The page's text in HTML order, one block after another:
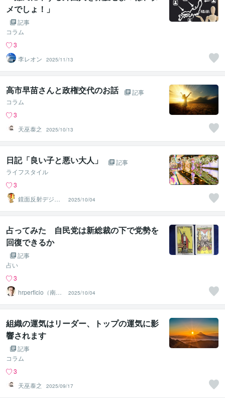
メでしょ！」
記事
コラム
3
李レオン
2025/11/13
高市早苗さんと政権交代のお話
記事
コラム
3
天巫泰之
2025/10/13
日記「良い子と悪い大人」
記事
ライフスタイル
3
鏡面反射デジタ
ルアート製作所
（鈴木穣）
2025/10/04
占ってみた 自民党は新総裁の下で党勢を
回復できるか
記事
占い
3
hrperficio（南仙
台の父）
2025/10/04
組織の運気はリーダー、トップの運気に影
響されます
記事
コラム
3
天巫泰之
2025/09/17